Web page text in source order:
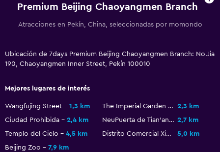
Premium Beijing Chaoyangmen Branch
Atracciones en Pekín, China, seleccionadas por momondo
Ubicación de 7days Premium Beijing Chaoyangmen Branch: No.Jia
190, Chaoyangmen Inner Street, Pekín 100010
Mejores lugares de interés
Wangfujing Street 1,3 km The Imperial Garden of The Palace Museum
2,3 km
Ciudad Prohibida
2,4 km NeuPuerta de Tian'anmen 2,7 km
Templo del Cielo
4,5 km Distrito Comercial Xidan
5,0 km
Beijing Zoo
7,9 km